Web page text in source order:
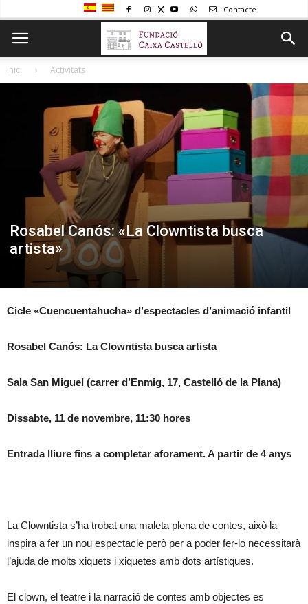
Contacte
Inici Activitats
Rosabel Canós: «La Clowntista busca
artista»
Cicle «Cuencuentahucha» d’espectacles d’animació infantil
Rosabel Canós: La Clowntista busca artista
Sala San Miguel (carrer d’Enmig, 17, Castelló de la Plana)
Dissabte, 11 de novembre, 11:30 hores
Entrada lliure fins a completar aforament. A partir de 4 anys
La Clowntista s’ha trobat una maleta plena de contes, això la
inspira a fer un nou espectacle però per a poder fer-lo necessitarà
l’ajuda de molts xiquets i xiquetes amb dots artístiques.
El clown, el teatre i la narració de contes amb objectes es